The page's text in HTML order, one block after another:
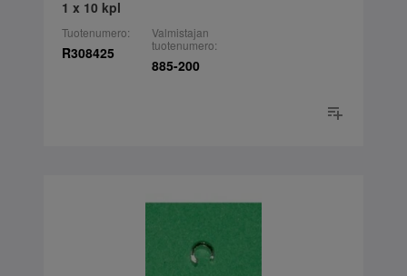
1 x 10 kpl
Tuotenumero:
R308425
Valmistajan
tuotenumero:
885-200